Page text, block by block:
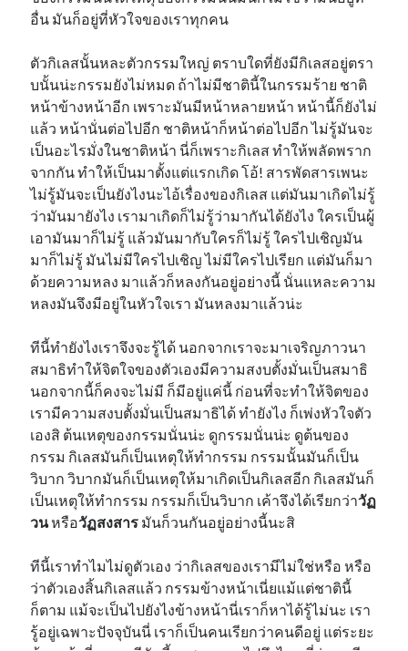
อื่น มันก็อยู่ที่หัวใจของเราทุกคน
ตัวกิเลสนั้นหละตัวกรรมใหญ่ ตราบใดที่ยังมีกิเลสอยู่ตรา
บนั้นน่ะกรรมยังไม่หมด ถ้าไม่มีชาตินี้ในกรรมร้าย ชาติ
หน้าข้างหน้าอีก เพราะมันมีหน้าหลายหน้า หน้านี้ก็ยังไม่
แล้ว หน้านั่นต่อไปอีก ชาติหน้าก็หน้าต่อไปอีก ไม่รู้มันจะ
เป็นอะไรมั่งในชาติหน้า นี่ก็เพราะกิเลส ทำให้พลัดพราก
จากกัน ทำให้เป็นมาตั้งแต่แรกเกิด โอ้! สารพัดสารเพนะ
ไม่รู้มันจะเป็นยังไงนะไอ้เรื่องของกิเลส แต่มันมาเกิดไม่รู้
ว่ามันมายังไง เรามาเกิดก็ไม่รู้ว่ามากันได้ยังไง ใครเป็นผู้
เอามันมาก็ไม่รู้ แล้วมันมากับใครก็ไม่รู้ ใครไปเชิญมัน
มาก็ไม่รู้ มันไม่มีใครไปเชิญ​ ไม่มีใครไปเรียก แต่มันก็มา
ด้วยความหลง มาแล้วก็หลงกันอยู่อย่างนี้ นั่นแหละความ
หลงมันจึงมีอยู่ในหัวใจเรา มันหลงมาแล้วน่ะ
ทีนี้ทำยังไงเราจึงจะรู้ได้ นอกจากเราจะมาเจริญภาวนา
สมาธิทำให้จิตใจของตัวเองมีความสงบตั้งมั่นเป็นสมาธิ
นอกจากนี้ก็คงจะไม่มี ก็มีอยู่แค่นี้ ก่อนที่จะทำให้จิตของ
เรามีความสงบตั้งมั่นเป็นสมาธิได้ ทำยังไง ก็เพ่งหัวใจตัว
เองสิ ต้นเหตุของกรรมนั่นน่ะ ดูกรรมนั่นน่ะ ดูต้นของ
กรรม กิเลสมันก็เป็นเหตุให้ทำกรรม กรรมนั้นมันก็เป็น
วิบาก วิบากมันก็เป็นเหตุให้มาเกิดเป็นกิเลสอีก กิเลสมันก็
เป็นเหตุให้ทำกรรม กรรมก็เป็นวิบาก เค้าจึงได้เรียกว่าวัฏ
วนหรือวัฏสงสาร มันก็วนกันอยู่อย่างนี้นะสิ
ทีนี้เราทำไมไม่ดูตัวเอง ว่ากิเลสของเรามีไม่ใช่หรือ หรือ
ว่าตัวเองสิ้นกิเลสแล้ว กรรมข้างหน้าเนี่ยแม้แต่ชาตินี้
ก็ตาม แม้จะเป็นไปยังไงข้างหน้านี่เราก็หาได้รู้ไม่นะ เรา
รู้อยู่เฉพาะปัจจุบันนี่ เราก็เป็นคนเรียกว่าคนดีอยู่ แต่ระยะ